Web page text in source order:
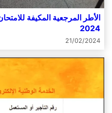
الأطر المرجعية المكيفة
2024
21/02/2024